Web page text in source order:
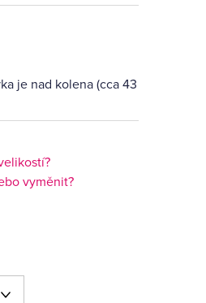
je nad kolena (cca 43
vyměnit?